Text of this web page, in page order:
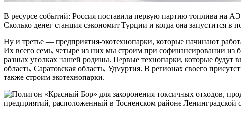
В ресурсе событий: Россия поставила первую партию топлива на
Сколько денег станция сэкономит Турции и когда она запустится в
Ну и третье — предприятия-экотехнопарки, которые начинают
Их всего семь, четыре из них мы строим при софинансировании из
разных уголках нашей родины. Первые технопарки, которые будут
область, Саратовская область, Удмуртия. В регионах своего
также строим экотехнопарки.